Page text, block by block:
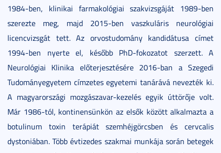
1984-ben, klinikai farmakológiai szakvizsgáját 1989-ben
szerezte meg, majd 2015-ben vaszkuláris neurológiai
licencvizsgát tett. Az orvostudomány kandidátusa címet
1994-ben nyerte el, később PhD-fokozatot szerzett. A
Neurológiai Klinika előterjesztésére 2016-ban a Szegedi
Tudományegyetem címzetes egyetemi tanárává nevezték ki.
A magyarországi mozgászavar-kezelés egyik úttörője volt.
Már 1986-tól, kontinensünkön az elsők között alkalmazta a
botulinum toxin terápiát szemhéjgörcsben és cervcalis
dystoniában. Több évtizedes szakmai munkája során betegek